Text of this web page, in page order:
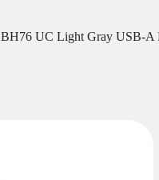
BH76 UC Light Gray USB-